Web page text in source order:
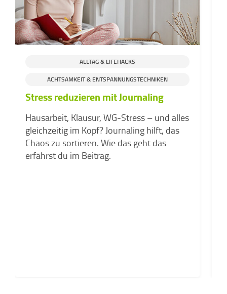
ALLTAG & LIFEHACKS
ACHTSAMKEIT & ENTSPANNUNGSTECHNIKEN
Stress reduzieren mit Journaling
Hausarbeit, Klausur, WG-Stress – und alles
gleichzeitig im Kopf? Journaling hilft, das
Chaos zu sortieren. Wie das geht das
erfährst du im Beitrag.